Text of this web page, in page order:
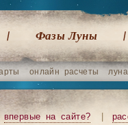
Фазы Луны
онлайн расчеты
впервые на сайте?